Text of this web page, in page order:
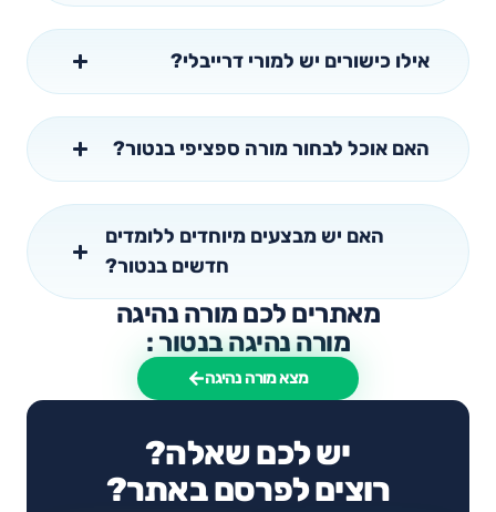
אילו כישורים יש למורי דרייבלי?
האם אוכל לבחור מורה ספציפי בנטור?
האם יש מבצעים מיוחדים ללומדים
חדשים בנטור?
מאתרים לכם מורה נהיגה
מורה נהיגה בנטור :
מצא מורה נהיגה
יש לכם שאלה?
רוצים לפרסם באתר?